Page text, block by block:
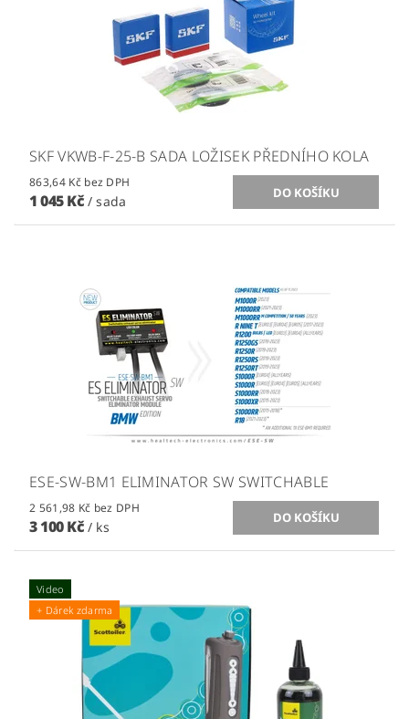
SKF VKWB-F-25-B SADA LOŽISEK PŘEDNÍHO KOLA
863,64 Kč bez DPH
1 045 Kč / sada
ESE-SW-BM1 ELIMINATOR SW SWITCHABLE
2 561,98 Kč bez DPH
3 100 Kč / ks
Video
+ Dárek zdarma